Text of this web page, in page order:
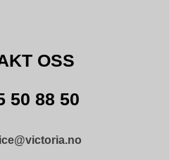
OSS
50 88 50